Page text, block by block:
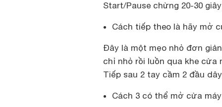
Start/Pause chừng 20-30
Cách tiếp theo là hãy mở
Đây là một mẹo nhỏ đơn
chỉ nhỏ rồi luồn qua khe cửa
Tiếp sau 2 tay cầm 2 đầu
Cách 3 có thể mở cửa